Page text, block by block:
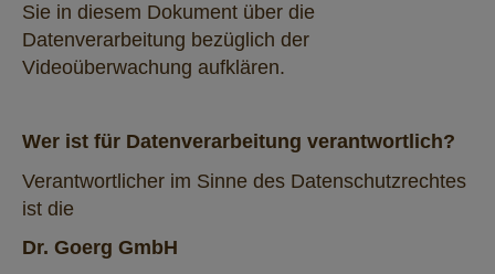
Sie in diesem Dokument über die
Datenverarbeitung bezüglich der
Videoüberwachung aufklären.
Wer ist für Datenverarbeitung verantwortlich?
Verantwortlicher im Sinne des Datenschutzrechtes
ist die
Dr. Goerg GmbH